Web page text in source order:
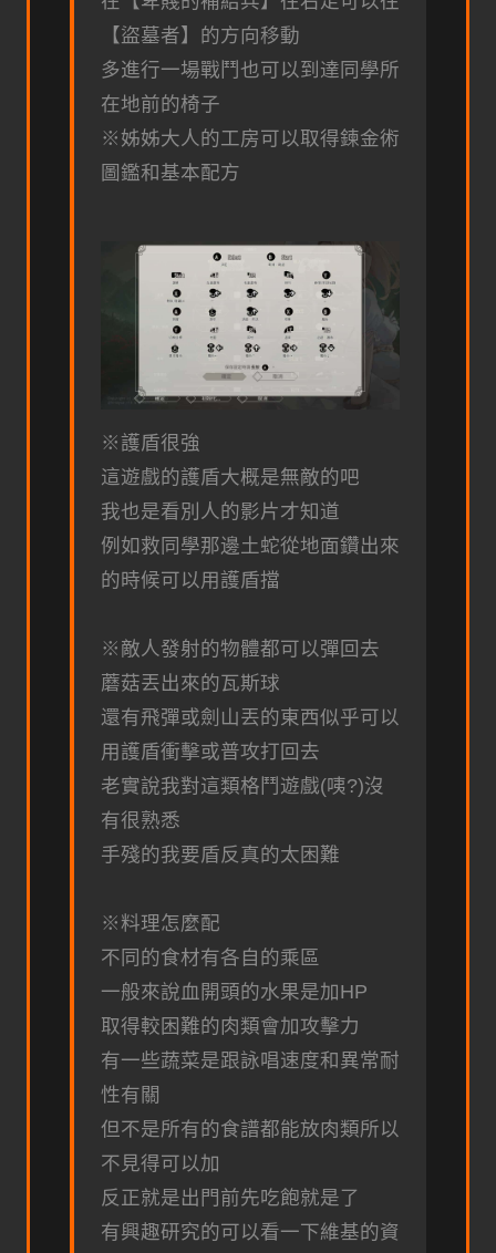
【盜墓者】的方向移動
多進行一場戰鬥也可以到達同學所
在地前的椅子
※姊姊大人的工房可以取得鍊金術
圖鑑和基本配方
※護盾很強
這遊戲的護盾大概是無敵的吧
我也是看別人的影片才知道
例如救同學那邊土蛇從地面鑽出來
的時候可以用護盾擋
※敵人發射的物體都可以彈回去
蘑菇丟出來的瓦斯球
還有飛彈或劍山丟的東西似乎可以
用護盾衝擊或普攻打回去
老實說我對這類格鬥遊戲(咦?)沒
有很熟悉
手殘的我要盾反真的太困難
※料理怎麼配
不同的食材有各自的乘區
一般來說血開頭的水果是加HP
取得較困難的肉類會加攻擊力
有一些蔬菜是跟詠唱速度和異常耐
性有關
但不是所有的食譜都能放肉類所以
不見得可以加
反正就是出門前先吃飽就是了
有興趣研究的可以看一下維基的資